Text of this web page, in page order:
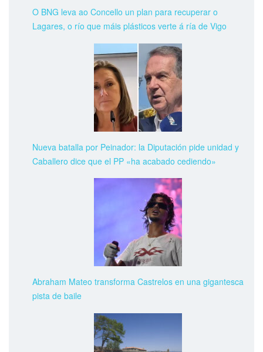
O BNG leva ao Concello un plan para recuperar o
Lagares, o río que máis plásticos verte á ría de Vigo
Nueva batalla por Peinador: la Diputación pide unidad y
Caballero dice que el PP «ha acabado cediendo»
Abraham Mateo transforma Castrelos en una gigantesca
pista de baile